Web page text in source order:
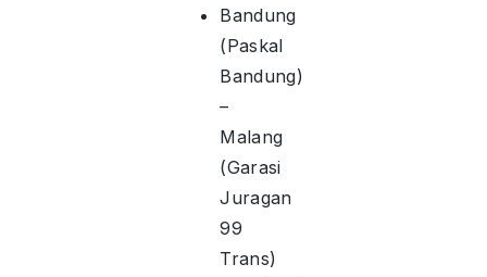
Bandung
(Paskal
Bandung)
–
Malang
(Garasi
Juragan
99
Trans)